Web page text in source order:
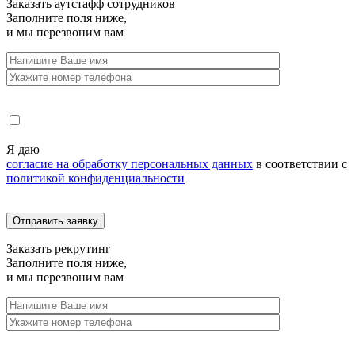
Заказать аутстафф сотрудников
Заполните поля ниже,
и мы перезвоним вам
Я даю
согласие на обработку персональных данных в соответствии с
политикой конфиденциальности
Заказать рекрутинг
Заполните поля ниже,
и мы перезвоним вам